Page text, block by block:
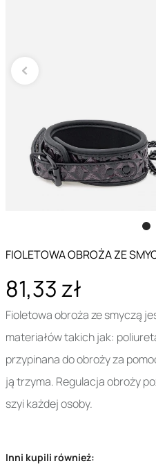
FIOLETOWA OBROŻA ZE
81,33 zł
Fioletowa obroża ze smyczą
materiałów takich jak:
przypinana do obroży za
ją trzyma. Regulacja obroży
szyi każdej osoby.
Inni kupili również: